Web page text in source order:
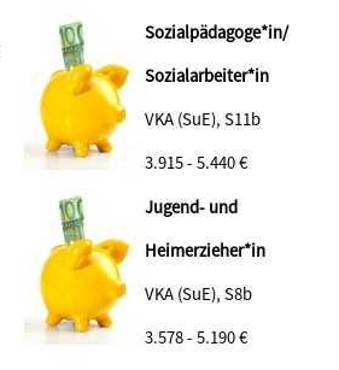
Sozialpädagoge*in/
Sozialarbeiter*in
VKA (SuE), S11b
3.915 - 5.440 €
Jugend- und
Heimerzieher*in
VKA (SuE), S8b
3.578 - 5.190 €